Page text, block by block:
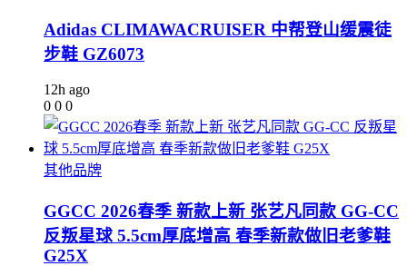
Adidas CLIMAWACRUISER 中帮登山缓震徒
步鞋 GZ6073
12h ago
0 0 0
其他品牌
GGCC 2026春季 新款上新 张艺凡同款 GG-CC
反叛星球 5.5cm厚底增高 春季新款做旧老爹鞋
G25X